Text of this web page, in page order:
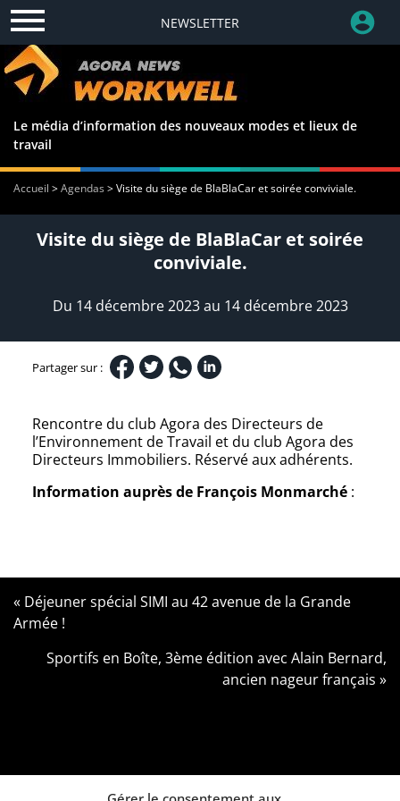
NEWSLETTER
Le média d’information des nouveaux modes et lieux de
travail
Accueil >Agendas>Visite du siège de BlaBlaCar et soirée conviviale.
Visite du siège de BlaBlaCar et soirée
conviviale.
Du 14 décembre 2023 au 14 décembre 2023
Partager sur :
Rencontre du club Agora des Directeurs de
l’Environnement de Travail et du club Agora des
Directeurs Immobiliers. Réservé aux adhérents.
Information auprès de François Monmarché:
« Déjeuner spécial SIMI au 42 avenue de la Grande
Armée !
Sportifs en Boîte, 3ème édition avec Alain Bernard,
ancien nageur français »